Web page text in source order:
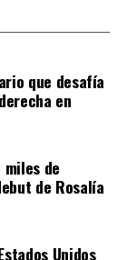
que desafía
en
de
de Rosalía
Unidos